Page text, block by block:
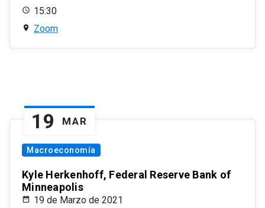
15:30
Zoom
19 MAR
Macroeconomía
Kyle Herkenhoff, Federal Reserve Bank of
Minneapolis
19 de Marzo de 2021